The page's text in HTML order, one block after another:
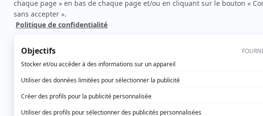
2001, Richard Therrien carbure à son petit écran. Celui qu’on surnomme parfois «l’encyclopédie de
TV Hebdo de 1996 à 2001. Sa spécialité: la télé québécoise. On peut l’entendre régulièrement